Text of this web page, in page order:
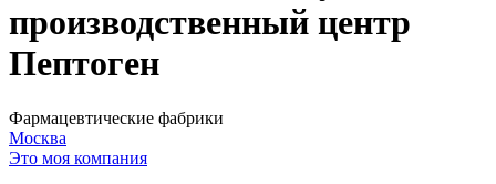
производственный центр
Пептоген
Фармацевтические фабрики
Москва
Это моя компания